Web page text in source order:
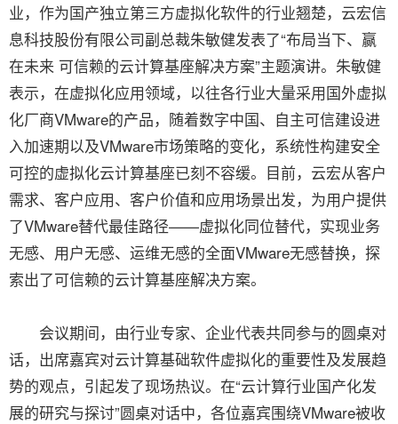
业，作为国产独立第三方虚拟化软件的行业翘楚，云宏信
息科技股份有限公司副总裁朱敏健发表了“布局当下、赢
在未来 可信赖的云计算基座解决方案”主题演讲。朱敏健
表示，在虚拟化应用领域，以往各行业大量采用国外虚拟
化厂商VMware的产品，随着数字中国、自主可信建设进
入加速期以及VMware市场策略的变化，系统性构建安全
可控的虚拟化云计算基座已刻不容缓。目前，云宏从客户
需求、客户应用、客户价值和应用场景出发，为用户提供
了VMware替代最佳路径——虚拟化同位替代，实现业务
无感、用户无感、运维无感的全面VMware无感替换，探
索出了可信赖的云计算基座解决方案。
会议期间，由行业专家、企业代表共同参与的圆桌对
话，出席嘉宾对云计算基础软件虚拟化的重要性及发展趋
势的观点，引起发了现场热议。在“云计算行业国产化发
展的研究与探讨”圆桌对话中，各位嘉宾围绕VMware被收